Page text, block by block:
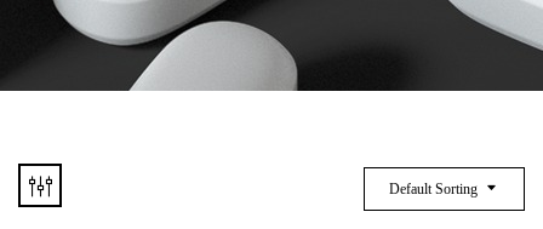
Default Sorting